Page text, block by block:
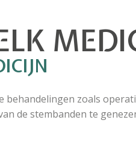
behandelingen zoals
de stembanden te